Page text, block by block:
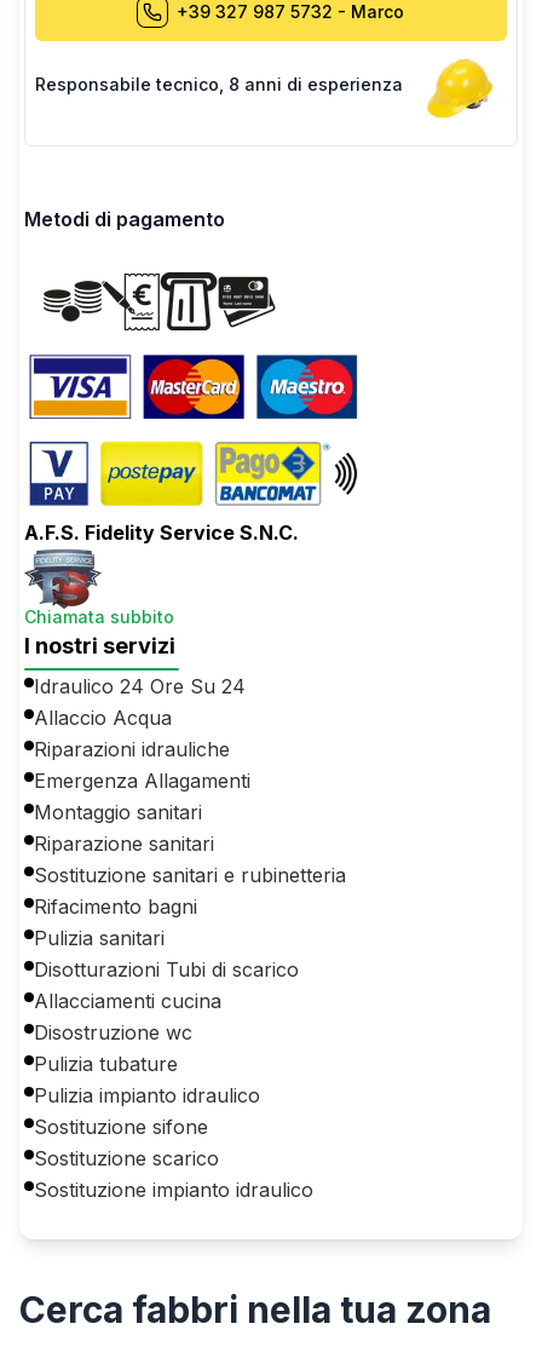
+39 327 987 5732 - Marco
Responsabile tecnico 8 anni di esperienza
Metodi di pagamento
A.F.S. Fidelity Service S.N.C.
Chiamata subbito
I nostri servizi
Idraulico 24 Ore Su 24
Allaccio Acqua
Riparazioni idrauliche
Emergenza Allagamenti
Montaggio sanitari
Riparazione sanitari
Sostituzione sanitari e rubinetteria
Rifacimento bagni
Pulizia sanitari
Disotturazioni Tubi di scarico
Allacciamenti cucina
Disostruzione wc
Pulizia tubature
Pulizia impianto idraulico
Sostituzione sifone
Sostituzione scarico
Sostituzione impianto idraulico
Cerca fabbri nella tua zona